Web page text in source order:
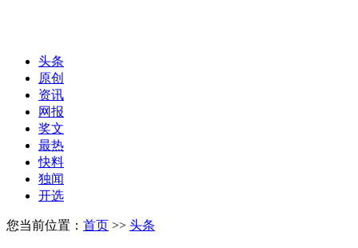
头条
原创
资讯
网报
奖文
最热
快料
独闻
开选
您当前位置： 首页 >> 头条